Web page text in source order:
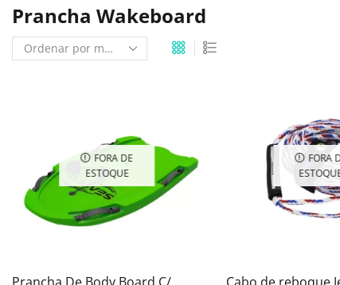
Prancha Wakeboard
FORA DE
ESTOQUE
Prancha De Body Board C/
FORA
Cabo de reboque